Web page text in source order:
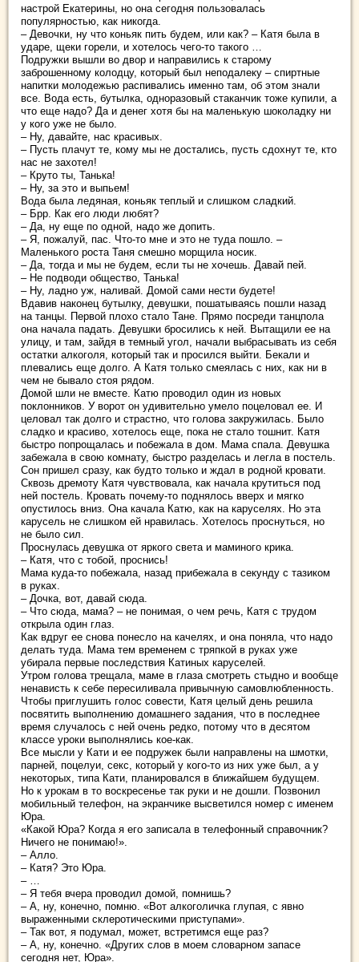
настрой Екатерины, но она сегодня пользовалась
популярностью, как никогда.
– Девочки, ну что коньяк пить будем, или как? – Катя была в
ударе, щеки горели, и хотелось чего-то такого …
Подружки вышли во двор и направились к старому
заброшенному колодцу, который был неподалеку – спиртные
напитки молодежью распивались именно там, об этом знали
все. Вода есть, бутылка, одноразовый стаканчик тоже купили, а
что еще надо? Да и денег хотя бы на маленькую шоколадку ни
у кого уже не было.
– Ну, давайте, нас красивых.
– Пусть плачут те, кому мы не достались, пусть сдохнут те, кто
нас не захотел!
– Круто ты, Танька!
– Ну, за это и выпьем!
Вода была ледяная, коньяк теплый и слишком сладкий.
– Брр. Как его люди любят?
– Да, ну еще по одной, надо же допить.
– Я, пожалуй, пас. Что-то мне и это не туда пошло. –
Маленького роста Таня смешно морщила носик.
– Да, тогда и мы не будем, если ты не хочешь. Давай пей.
– Не подводи общество, Танька!
– Ну, ладно уж, наливай. Домой сами нести будете!
Вдавив наконец бутылку, девушки, пошатываясь пошли назад
на танцы. Первой плохо стало Тане. Прямо посреди танцпола
она начала падать. Девушки бросились к ней. Вытащили ее на
улицу, и там, зайдя в темный угол, начали выбрасывать из себя
остатки алкоголя, который так и просился выйти. Бекали и
плевались еще долго. А Катя только смеялась с них, как ни в
чем не бывало стоя рядом.
Домой шли не вместе. Катю проводил один из новых
поклонников. У ворот он удивительно умело поцеловал ее. И
целовал так долго и страстно, что голова закружилась. Было
сладко и красиво, хотелось еще, пока не стало тошнит. Катя
быстро попрощалась и побежала в дом. Мама спала. Девушка
забежала в свою комнату, быстро разделась и легла в постель.
Сон пришел сразу, как будто только и ждал в родной кровати.
Сквозь дремоту Катя чувствовала, как начала крутиться под
ней постель. Кровать почему-то поднялось вверх и мягко
опустилось вниз. Она качала Катю, как на каруселях. Но эта
карусель не слишком ей нравилась. Хотелось проснуться, но
не было сил.
Проснулась девушка от яркого света и маминого крика.
– Катя, что с тобой, проснись!
Мама куда-то побежала, назад прибежала в секунду с тазиком
в руках.
– Дочка, вот, давай сюда.
– Что сюда, мама? – не понимая, о чем речь, Катя с трудом
открыла один глаз.
Как вдруг ее снова понесло на качелях, и она поняла, что надо
делать туда. Мама тем временем с тряпкой в руках уже
убирала первые последствия Катиных каруселей.
Утром голова трещала, маме в глаза смотреть стыдно и вообще
ненависть к себе пересиливала привычную самовлюбленность.
Чтобы приглушить голос совести, Катя целый день решила
посвятить выполнению домашнего задания, что в последнее
время случалось с ней очень редко, потому что в десятом
классе уроки выполнялись кое-как.
Все мысли у Кати и ее подружек были направлены на шмотки,
парней, поцелуи, секс, который у кого-то из них уже был, а у
некоторых, типа Кати, планировался в ближайшем будущем.
Но к урокам в то воскресенье так руки и не дошли. Позвонил
мобильный телефон, на экранчике высветился номер с именем
Юра.
«Какой Юра? Когда я его записала в телефонный справочник?
Ничего не понимаю!».
– Алло.
– Катя? Это Юра.
– …
– Я тебя вчера проводил домой, помнишь?
– А, ну, конечно, помню. «Вот алкоголичка глупая, с явно
выраженными склеротическими приступами».
– Так вот, я подумал, может, встретимся еще раз?
– А, ну, конечно. «Других слов в моем словарном запасе
сегодня нет, Юра».